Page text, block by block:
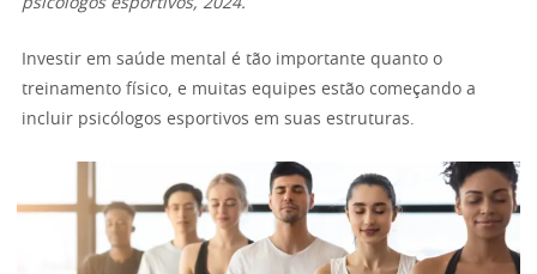
psicólogos esportivos, 2024.
Investir em saúde mental é tão importante quanto o
treinamento físico, e muitas equipes estão começando a
incluir psicólogos esportivos em suas estruturas.